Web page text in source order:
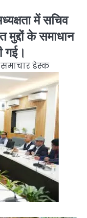
में सचिव
के समाधान
गई।
समाचार डेस्क